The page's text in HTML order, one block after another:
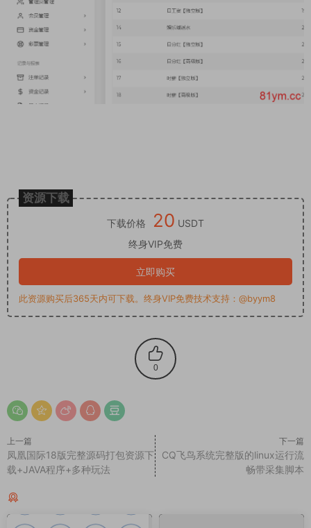
资源下载
下载价格 20 USDT
终身VIP免费
立即购买
此资源购买后365天内可下载。终身VIP免费技术支持：@byym8
0
上一篇
凤凰国际18版完整源码打包资源下
载+JAVA程序+多种玩法
下一篇
CQ飞鸟系统完整版的linux运行流
畅带采集脚本